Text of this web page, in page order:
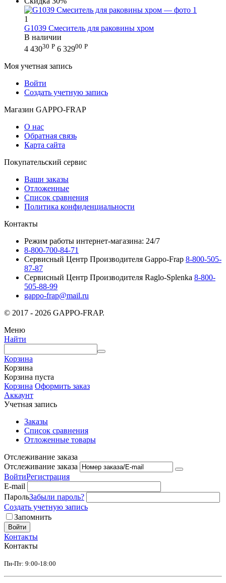
1
G1039 Смеситель для раковины хром
В наличии
4 43030 Р 6 32900 Р
Моя учетная запись
Войти
Создать учетную запись
Магазин GAPPO-FRAP
О нас
Обратная связь
Карта сайта
Покупательский сервис
Ваши заказы
Отложенные
Список сравнения
Политика конфиденциальности
Контакты
Режим работы интернет-магазина: 24/7
8-800-700-84-71
Сервисный Центр Производителя Gappo-Frap 8-800-505-
87-87
Сервисный Центр Производителя Raglo-Splenka 8-800-
505-88-99
gappo-frap@mail.ru
© 2017 - 2026 GAPPO-FRAP.
Меню
Найти
Корзина
Корзина
Корзина пуста
Корзина Оформить заказ
Аккаунт
Учетная запись
Заказы
Список сравнения
Отложенные товары
Отслеживание заказа
Отслеживание заказа
ВойтиРегистрация
E-mail
ПарольЗабыли пароль?
Создать учетную запись
Запомнить
Войти
Контакты
Контакты
Пн-Пт: 9:00-18:00